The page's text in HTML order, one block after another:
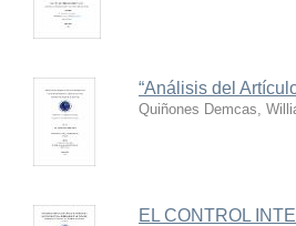
“Análisis del
Quiñones Demcas,
EL CONTROL